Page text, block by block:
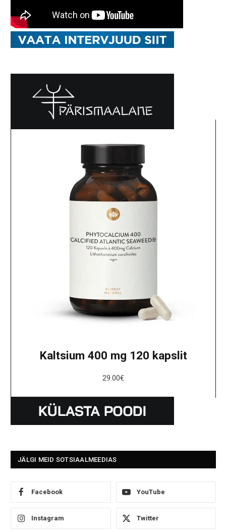
Kaltsium 400 mg 120 kapslit
29.00€
JÄLGI MEID SOTSIAALMEEDIAS
Facebook YouTube
Instagram Twitter